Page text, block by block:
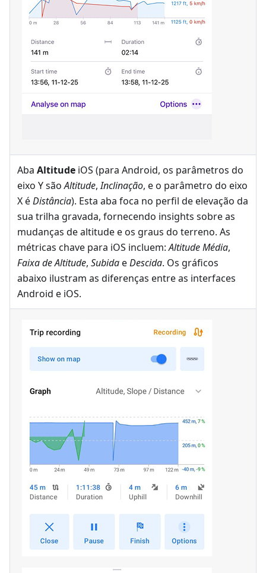
Aba Altitude iOS (para Android, os parâmetros do
eixo Y sãoAltitude,Inclinação, e o parâmetro do eixo
X éDistância). Esta aba foca no perfil de elevação da
sua trilha gravada, fornecendo insights sobre as
mudanças de altitude e os graus do terreno. As
métricas chave para iOS incluem:Altitude Média,
Faixa de Altitude, SubidaeDescida. Os gráficos
abaixo ilustram as diferenças entre as interfaces
Android e iOS.